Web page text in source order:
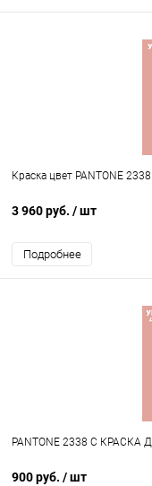
Краска цвет PANTONE 2338
3 960 руб. / шт
Подробнее
PANTONE 2338 C КРАСКА
900 руб. / шт